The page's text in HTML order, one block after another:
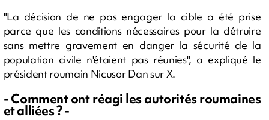
"La décision de ne pas engager la cible a été prise
parce que les conditions nécessaires pour la détruire
sans mettre gravement en danger la sécurité de la
population civile n'étaient pas réunies", a expliqué le
président roumain Nicusor Dan sur X.
- Comment ont réagi les autorités roumaines
et alliées ? -